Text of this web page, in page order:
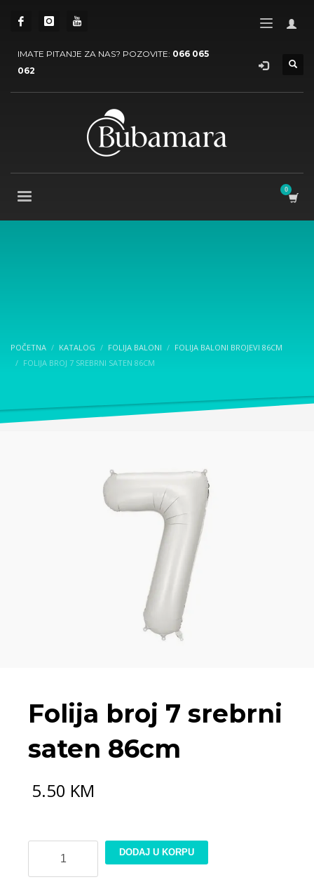
IMATE PITANJE ZA NAS? POZOVITE: 066 065
062
POČETNA KATALOG FOLIJA BALONI
FOLIJA BALONI BROJEVI 86CM
FOLIJA BROJ 7 SREBRNI SATEN 86CM
Folija broj 7 srebrni
saten 86cm
5.50 KM
7
DODAJ U KORPU